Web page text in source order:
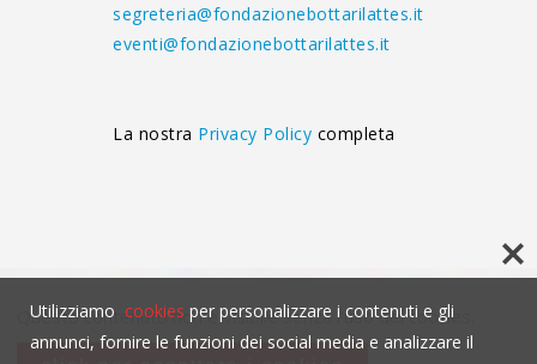
segreteria@fondazionebottarilattes.it
eventi@fondazionebottarilattes.it
La nostra Privacy Policy completa
Questo contenuto non è visibile senza l'uso dei cookies.
Utilizziamo cookies per personalizzare i contenuti e gli
annunci, fornire le funzioni dei social media e analizzare il